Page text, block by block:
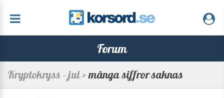
Forum
Kryptokryss - jul >många siffror saknas